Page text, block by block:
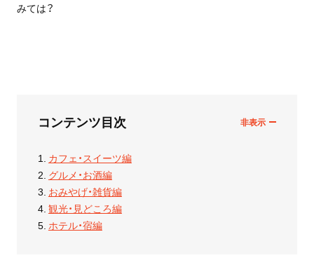
みては？
コンテンツ目次
カフェ・スイーツ編
グルメ・お酒編
おみやげ・雑貨編
観光・見どころ編
ホテル・宿編